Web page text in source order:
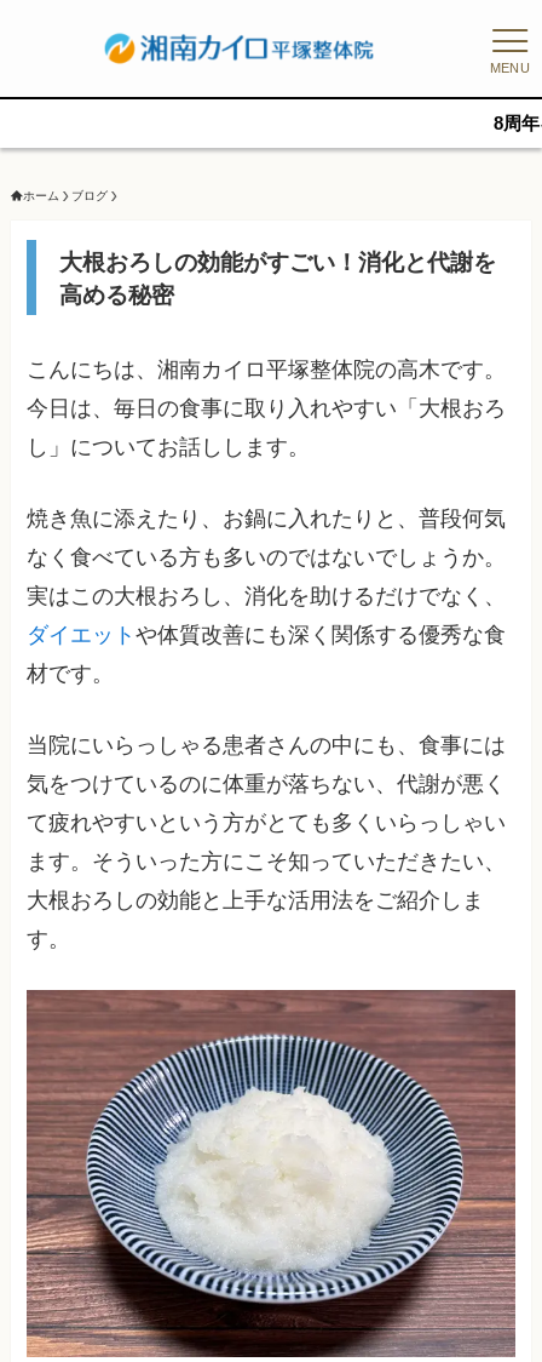
MENU
8周年キャンペー
ホーム ブログ
大根おろしの効能がすごい！消化と代謝を
高める秘密
こんにちは、湘南カイロ平塚整体院の高木です。
今日は、毎日の食事に取り入れやすい「大根おろ
し」についてお話しします。
焼き魚に添えたり、お鍋に入れたりと、普段何気
なく食べている方も多いのではないでしょうか。
実はこの大根おろし、消化を助けるだけでなく、
ダイエットや体質改善にも深く関係する優秀な食
材です。
当院にいらっしゃる患者さんの中にも、食事には
気をつけているのに体重が落ちない、代謝が悪く
て疲れやすいという方がとても多くいらっしゃい
ます。そういった方にこそ知っていただきたい、
大根おろしの効能と上手な活用法をご紹介しま
す。